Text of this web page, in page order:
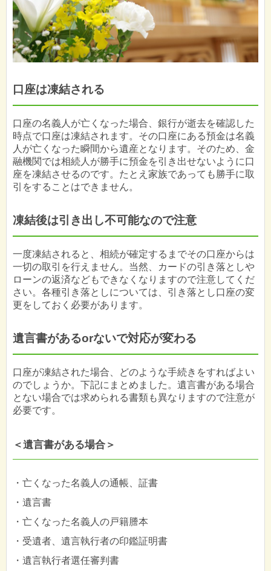
口座は凍結される
口座の名義人が亡くなった場合、銀行が逝去を確認した
時点で口座は凍結されます。その口座にある預金は名義
人が亡くなった瞬間から遺産となります。そのため、金
融機関では相続人が勝手に預金を引き出せないように口
座を凍結させるのです。たとえ家族であっても勝手に取
引をすることはできません。
凍結後は引き出し不可能なので注意
一度凍結されると、相続が確定するまでその口座からは
一切の取引を行えません。当然、カードの引き落としや
ローンの返済などもできなくなりますので注意してくだ
さい。各種引き落としについては、引き落とし口座の変
更をしておく必要があります。
遺言書があるorないで対応が変わる
口座が凍結された場合、どのような手続きをすればよい
のでしょうか。下記にまとめました。遺言書がある場合
とない場合では求められる書類も異なりますので注意が
必要です。
＜遺言書がある場合＞
・亡くなった名義人の通帳、証書
・遺言書
・亡くなった名義人の戸籍謄本
・受遺者、遺言執行者の印鑑証明書
・遺言執行者選任審判書